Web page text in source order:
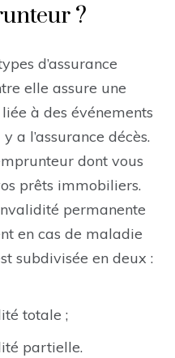
?
d’assurance
elle assure une
à des événements
a l’assurance décès.
dont vous
prêts immobiliers.
permanente
en cas de maladie
subdivisée en deux :
totale ;
partielle.